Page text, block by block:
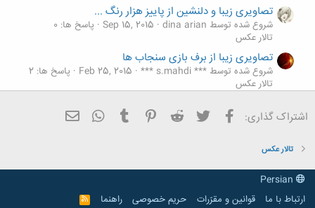
تصاویری زیبا و دلنشین از پاییز هزار رنگ ...
شروع شده توسط dina arian Sep 15, 2015 پاسخ ها: 0
تالار عکس
تصاویری زیبا از برف بازی سنجاب ها
شروع شده توسط *** s.mahdi *** Feb 25, 2015
پاسخ ها: 2
تالار عکس
تصاویری زیبا و جالب از حریم سلطان جنگل
شروع شده توسط dina arian Feb 23, 2015
پاسخ ها: 0
اشتراک گذاری: فیسبوک تویتر Reddit
Pinterest
Tumblr
WhatsApp
تالار عکس
ارتباط با ما
قوانین و مقرّرات حریم خصوصی راهنما
R